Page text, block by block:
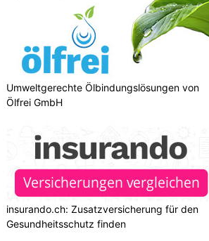
Umweltgerechte Ölbindungslösungen von
Ölfrei GmbH
insurando.ch: Zusatzversicherung für den
Gesundheitsschutz finden